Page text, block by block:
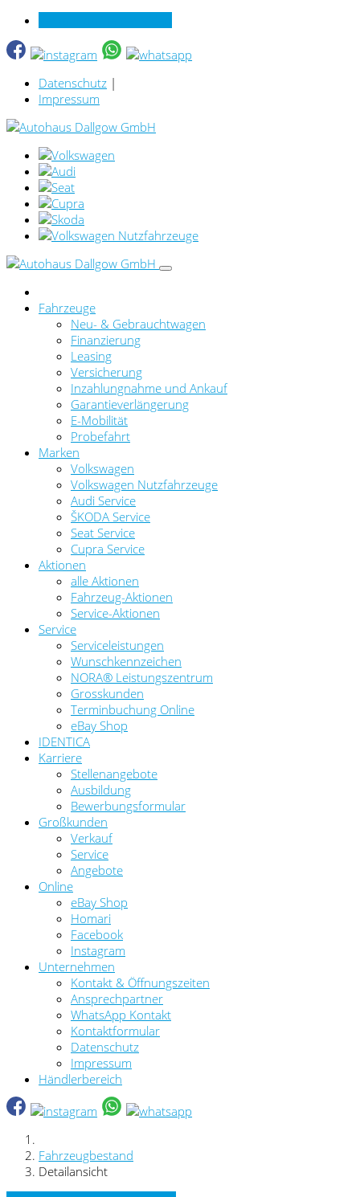
Datenschutz |
Impressum
Fahrzeuge
Neu- & Gebrauchtwagen
Finanzierung
Leasing
Versicherung
Inzahlungnahme und Ankauf
Garantieverlängerung
E-Mobilität
Probefahrt
Marken
Volkswagen
Volkswagen Nutzfahrzeuge
Audi Service
ŠKODA Service
Seat Service
Cupra Service
Aktionen
alle Aktionen
Fahrzeug-Aktionen
Service-Aktionen
Service
Serviceleistungen
Wunschkennzeichen
NORA® Leistungszentrum
Grosskunden
Terminbuchung Online
eBay Shop
IDENTICA
Karriere
Stellenangebote
Ausbildung
Bewerbungsformular
Großkunden
Verkauf
Service
Angebote
Online
eBay Shop
Homari
Facebook
Instagram
Unternehmen
Kontakt & Öffnungszeiten
Ansprechpartner
WhatsApp Kontakt
Kontaktformular
Datenschutz
Impressum
Händlerbereich
Fahrzeugbestand
Detailansicht